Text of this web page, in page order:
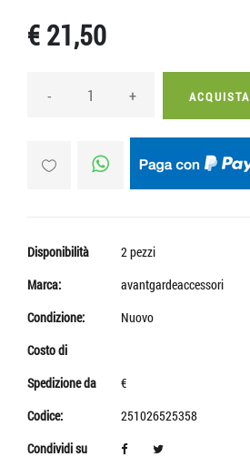
€ 21,50
- + ACQUISTA
Disponibilità
2 pezzi
Marca:
avantgardeaccessori
Condizione:
Nuovo
Costo di
Spedizione da
€
Codice:
251026525358
Condividi su